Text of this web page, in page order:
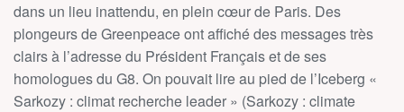
dans un lieu inattendu, en plein cœur de Paris. Des
plongeurs de Greenpeace ont affiché des messages très
clairs à l’adresse du Président Français et de ses
homologues du G8. On pouvait lire au pied de l’Iceberg «
Sarkozy : climat recherche leader » (Sarkozy : climate